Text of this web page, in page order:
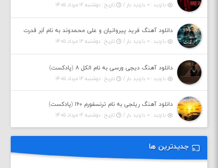
بازدید : ۰ بازدید بار /
تاریخ : دوشنبه ۱۲ مرداد ۱۴۰۵
دانلود آهنگ فرید پیروانیان و علی محمدوند به نام اَبَر قدرت
بازدید : ۰ بازدید بار /
تاریخ : دوشنبه ۱۲ مرداد ۱۴۰۵
دانلود آهنگ دیجی ورسی به نام الکل ۸ (پادکست)
بازدید : ۰ بازدید بار /
تاریخ : دوشنبه ۱۲ مرداد ۱۴۰۵
دانلود آهنگ ریلجی به نام ترنسفورم ۱۶۰ (پادکست)
بازدید : ۰ بازدید بار /
تاریخ : دوشنبه ۱۲ مرداد ۱۴۰۵
جدیدترین ها